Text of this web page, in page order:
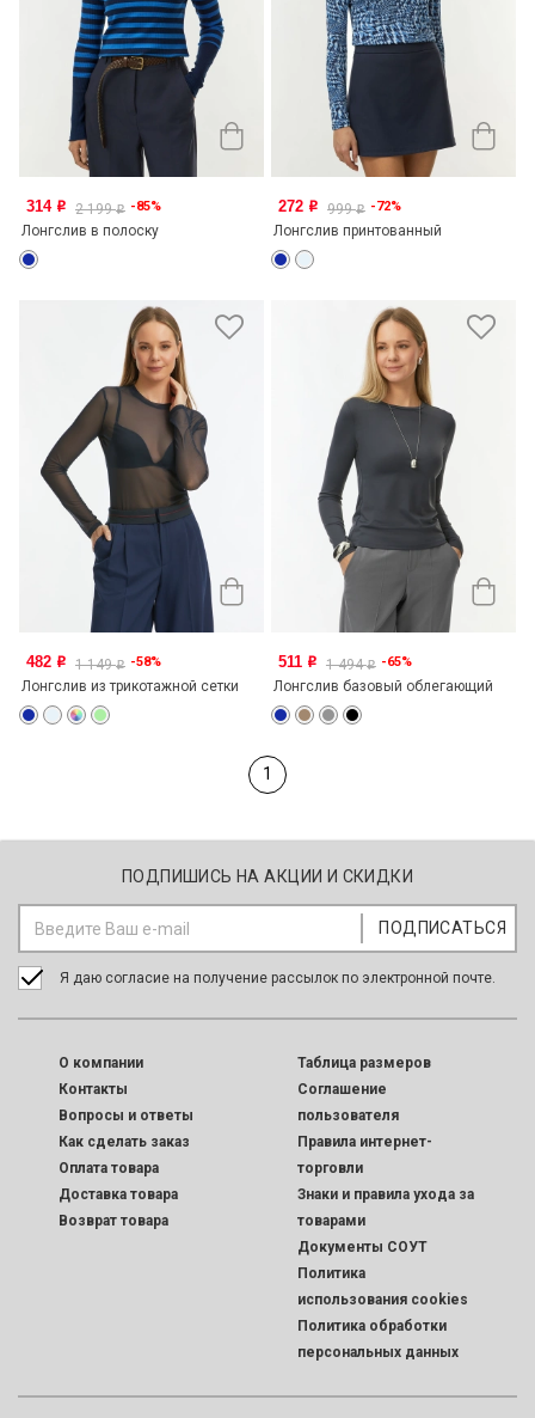
314 o 2 199o -85%
Лонгслив в полоску
272 o 999o -72%
Лонгслив принтованный
482 o 1 149o -58%
Лонгслив из трикотажной сетки
511 o 1 494o -65%
Лонгслив базовый облегающий
1
ПОДПИШИСЬ НА АКЦИИ И СКИДКИ
Я даю согласие на получение рассылок по электронной почте.
O компании
Контакты
Вопросы и ответы
Как сделать заказ
Оплата товара
Доставка товара
Возврат товара
Таблица размеров
Соглашение
пользователя
Правила интернет-
торговли
Знаки и правила ухода за
товарами
Документы СОУТ
Политика
использования cookies
Политика обработки
персональных данных